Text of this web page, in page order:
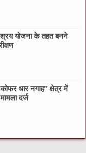
योजना के तहत बनने
धार नगाह” क्षेत्र में
दर्ज